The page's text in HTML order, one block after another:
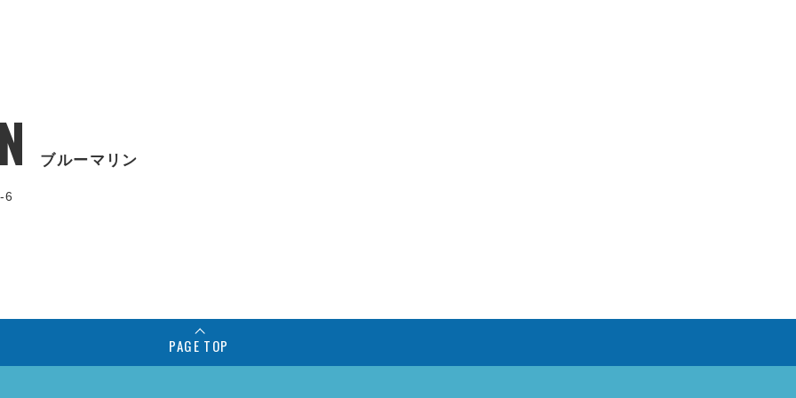
ブルーマリン
6
PAGE TOP